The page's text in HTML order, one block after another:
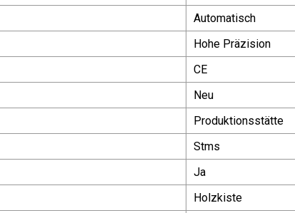
Automatisch
Hohe Präzision
CE
Neu
Produktionsstätte
Stms
Ja
Holzkiste